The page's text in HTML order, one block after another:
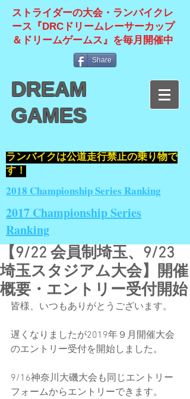
ストライダーの大会・ランバイクレ
ース『DRCドリームレーサーカップ
＆ドリームゲームス』を毎月開催中
Share
DREAM
GAMES
​ランバイクは公道走行禁止の乗り物で
す！
2018 Championship Series Ranking
2017 Championship Series
Ranking
【9/22 会員制埼玉、9/23
埼玉スタジアム大会】開催
概要・エントリー受付開始
皆様、いつもありがとうございます。
遅くなりましたが2019年９月開催大会
のエントリー受付を開始しました。
9/16神奈川大磯大会も同じエントリー
フォームからエントリーできます。